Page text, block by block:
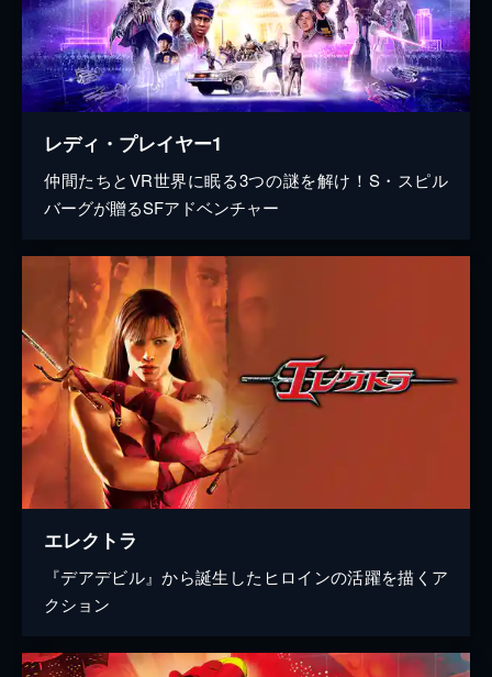
レディ・プレイヤー1
仲間たちとVR世界に眠る3つの謎を解け！S・スピル
バーグが贈るSFアドベンチャー
エレクトラ
『デアデビル』から誕生したヒロインの活躍を描くア
クション